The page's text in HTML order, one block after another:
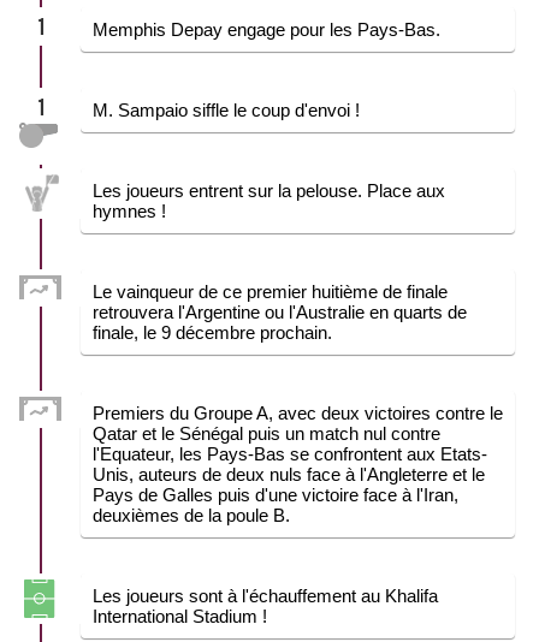
1 Memphis Depay engage pour les Pays-Bas.
1 M. Sampaio siffle le coup d'envoi !
Les joueurs entrent sur la pelouse. Place aux
hymnes !
Le vainqueur de ce premier huitième de finale
retrouvera l'Argentine ou l'Australie en quarts de
finale, le 9 décembre prochain.
Premiers du Groupe A, avec deux victoires contre le
Qatar et le Sénégal puis un match nul contre
l'Equateur, les Pays-Bas se confrontent aux Etats-
Unis, auteurs de deux nuls face à l'Angleterre et le
Pays de Galles puis d'une victoire face à l'Iran,
deuxièmes de la poule B.
Les joueurs sont à l'échauffement au Khalifa
International Stadium !